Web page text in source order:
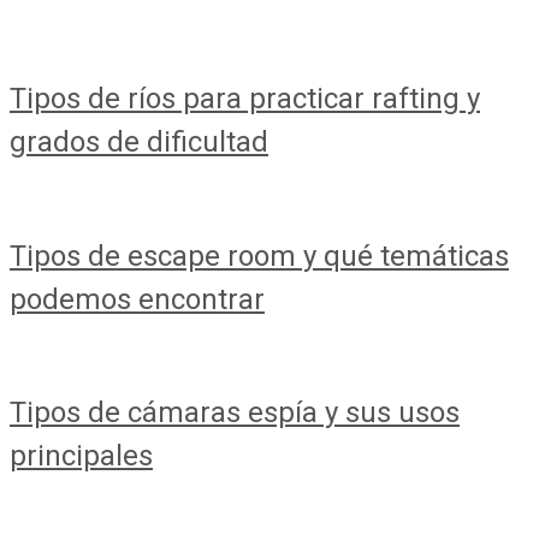
Tipos de ríos para practicar rafting y
grados de dificultad
Tipos de escape room y qué temáticas
podemos encontrar
Tipos de cámaras espía y sus usos
principales